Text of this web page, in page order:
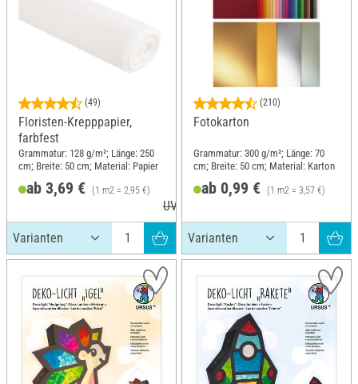
(49)
Floristen-Krepppapier,
farbfest
Grammatur: 128 g/m²; Länge: 250
cm; Breite: 50 cm; Material: Papier
ab 3,69 € (1 m2 = 2,95 €)
UVP 4,49 €
(210)
Fotokarton
Grammatur: 300 g/m²; Länge: 70
cm; Breite: 50 cm; Material: Karton
ab 0,99 € (1 m2 = 3,57 €)